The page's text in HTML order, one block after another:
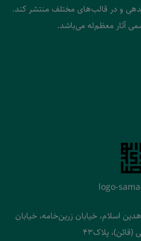
و در قالب‌های مختلف منتشر کند.
آثار معظم‌له می‌باشد.
اسلام، خیابان زرین‌خامه، خیابان
پلاک43